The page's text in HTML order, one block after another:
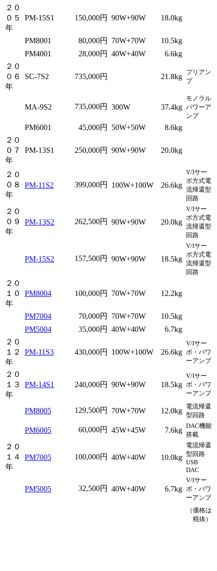
２０
０５
年
PM-15S1 150,000円 90W+90W 18.0kg
PM8001 80,000円 70W+70W
10.5kg
PM4001
28,000円 40W+40W
6.6kg
２０
０６
年
SC-7S2 735,000円 21.8kg
プリアン
プ
MA-9S2 735,000円 300W 37.4kg
モノラル
パワーア
ンプ
PM6001 45,000円 50W+50W
8.6kg
２０
０７
年
PM-13S1 250,000円 90W+90W 20.0kg
２０
０８
年
PM-11S2 399,000円 100W+100W 26.6kg
V/Iサー
ボ方式電
流帰還型
回路
２０
０９
年
PM-13S2 262,500円 90W+90W 20.0kg
V/Iサー
ボ方式電
流帰還型
回路
PM-15S2 157,500円 90W+90W 18.5kg
V/Iサー
ボ方式電
流帰還型
回路
２０
１０
年
PM8004 100,000円 70W+70W 12.2kg
PM7004 70,000円 70W+70W
10.5kg
PM5004
35,000円 40W+40W
6.7kg
２０
１２
年
PM-11S3 430,000円 100W+100W 26.6kg
V/Iサー
ボ・パワ
ーアンプ
２０
１３
年
PM-14S1 240,000円 90W+90W 18.5kg
V/Iサー
ボ・パワ
ーアンプ
PM8005 129,500円 70W+70W 12.0kg
電流帰還
型回路
PM6005 60,000円 45W+45W 7.6kg
DAC機能
搭載
２０
１４
年
PM7005 100,000円 40W+40W 10.0kg
電流帰還
型回路
USB
DAC
PM5005 32,500円 40W+40W 6.7kg
V/Iサー
ボ・パワ
ーアンプ
（価格は
税抜）